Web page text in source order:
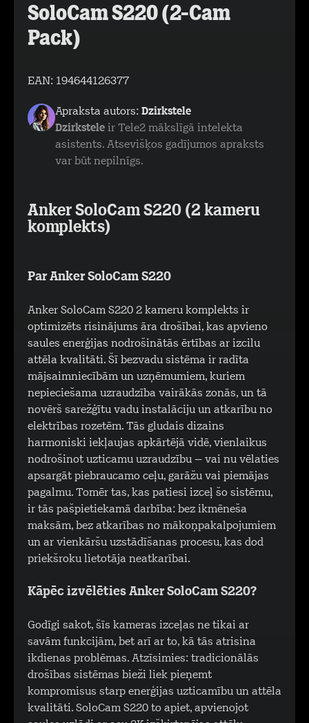
SoloCam S220 (2-Cam
Pack)
EAN: 194644126377
Apraksta autors: Dzirkstele
Dzirkstele ir Tele2 mākslīgā intelekta
asistents. Atsevišķos gadījumos apraksts
var būt nepilnīgs.
Anker SoloCam S220 (2 kameru
komplekts)
Par Anker SoloCam S220
Anker SoloCam S220 2 kameru komplekts ir
optimizēts risinājums āra drošībai, kas apvieno
saules enerģijas nodrošinātās ērtības ar izcilu
attēla kvalitāti. Šī bezvadu sistēma ir radīta
mājsaimniecībām un uzņēmumiem, kuriem
nepieciešama uzraudzība vairākās zonās, un tā
novērš sarežģītu vadu instalāciju un atkarību no
elektrības rozetēm. Tās gludais dizains
harmoniski iekļaujas apkārtējā vidē, vienlaikus
nodrošinot uzticamu uzraudzību – vai nu vēlaties
apsargāt piebraucamo ceļu, garāžu vai piemājas
pagalmu. Tomēr tas, kas patiesi izceļ šo sistēmu,
ir tās pašpietiekamā darbība: bez ikmēneša
maksām, bez atkarības no mākoņpakalpojumiem
un ar vienkāršu uzstādīšanas procesu, kas dod
priekšroku lietotāja neatkarībai.
Kāpēc izvēlēties Anker SoloCam S220?
Godīgi sakot, šīs kameras izceļas ne tikai ar
savām funkcijām, bet arī ar to, kā tās atrisina
ikdienas problēmas. Atzīsimies: tradicionālās
drošības sistēmas bieži liek pieņemt
kompromisus starp enerģijas uzticamību un attēla
kvalitāti. SoloCam S220 to apiet, apvienojot